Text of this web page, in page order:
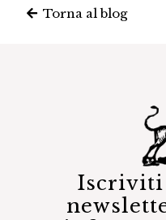
Torna al blog
Iscriviti